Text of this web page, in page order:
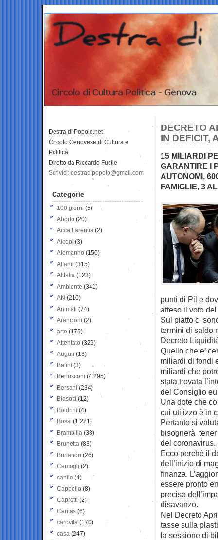
DECRETO
IN DEFICIT,
15 MILIARDI
GARANTIRE I
AUTONOMI,
FAMIGLIE, 3
punti di Pil e
atteso il voto
Sul piatto ci
termini di saldo
Decreto
Quello che e’
miliardi di fondi
miliardi che
stata trovata
del Consiglio
Una dote che
cui utilizzo è in
Pertanto si
bisognerà tener
del coronavirus.
Ecco perchè il
dell’inizio di
finanza.
essere pronto
preciso
disavanzo.
Nel Decreto
tasse sulla
la sessione di
Destra di Popolo.net
Circolo Genovese di Cultura e
Politica
Diretto da Riccardo Fucile
Scrivici: destradipopolo@gmail.com
Categorie
100 giorni (5)
Aborto (20)
Acca Larentia (2)
Alcool (3)
Alemanno (150)
Alfano (315)
Alitalia (123)
Ambiente (341)
AN (210)
Animali (74)
Arancioni (2)
arte (175)
Attentato (329)
Auguri (13)
Batini (3)
Berlusconi (4.295)
Bersani (234)
Biasotti (12)
Boldrini (4)
Bossi (1.221)
Brambilla (38)
Brunetta (83)
Burlando (26)
Camogli (2)
canile (4)
Cappello (8)
Caprotti (2)
Caritas (6)
carovita (170)
casa (247)